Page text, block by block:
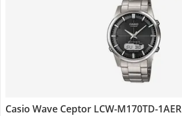
Casio Wave Ceptor LCW-M170TD-1AER